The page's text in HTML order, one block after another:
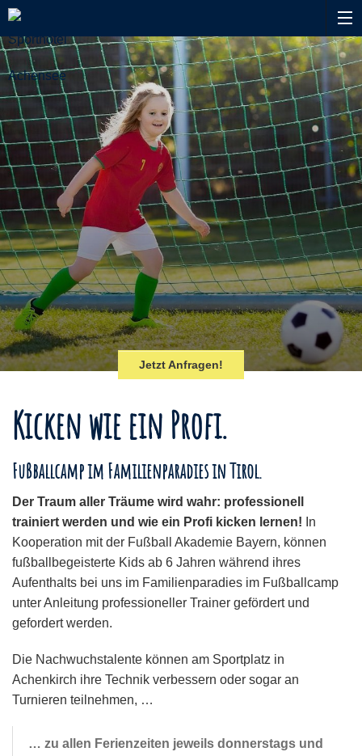
Jetzt Anfragen!
Kicken wie ein Profi.
Fußballcamp im Familienparadies in Tirol.
Der Traum aller Träume wird wahr: professionell
trainiert werden und wie ein Profi kicken lernen! In
Kooperation mit der Fußball Akademie Bayern, können
fußballbegeisterte Kids ab 6 Jahren während ihres
Aufenthalts bei uns im Familienparadies im Fußballcamp
unter Anleitung professioneller Trainer gefördert und
gefordert werden.
Die Nachwuchstalente können am Sportplatz in
Achenkirch ihre Technik verbessern oder sogar an
Turnieren teilnehmen, …
… zu allen Ferienzeiten jeweils donnerstags und